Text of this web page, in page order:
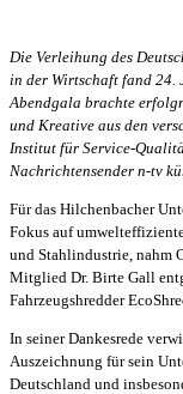
Die Verleihung des
in der Wirtschaft fand
Abendgala brachte
und Kreative aus den
Institut für
Nachrichtensender n‐tv
Für das Hilchenbacher
Fokus auf
und Stahlindustrie, nahm
Mitglied Dr. Birte Gall
Fahrzeugshredder
In seiner Dankesrede
Auszeichnung für sein
Deutschland und